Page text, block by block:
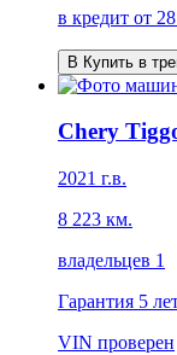
в кредит от
В Купить в
Chery
2021 г.в.
8 223 км.
владельцев 1
Гарантия 5
VIN проверен